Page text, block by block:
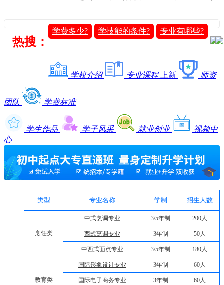
热搜：
学费多少? 学技能的条件? 专业有哪些?
学校介绍 专业课程 上新 师资
团队 学费标准
学生作品 学子风采 就业创业
视频中
心
类型 专业名称 学制 招生人数
烹饪类
中式烹调专业
西式烹调专业
中西式面点专业
3/5年制
3年制
3/5年制
200人
50人
180人
教育类
国际形象设计专业
国际电子商务专业
3年制
3年制
60人
60人